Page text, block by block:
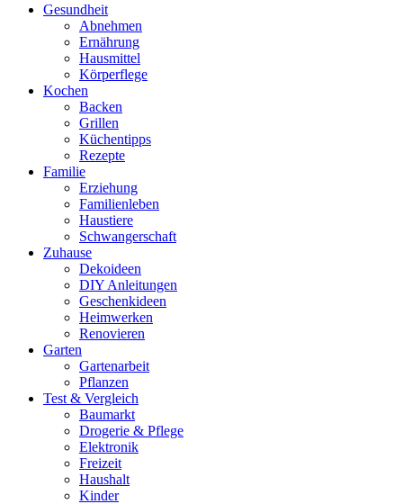
Gesundheit
Abnehmen
Ernährung
Hausmittel
Körperflege
Kochen
Backen
Grillen
Küchentipps
Rezepte
Familie
Erziehung
Familienleben
Haustiere
Schwangerschaft
Zuhause
Dekoideen
DIY Anleitungen
Geschenkideen
Heimwerken
Renovieren
Garten
Gartenarbeit
Pflanzen
Test & Vergleich
Baumarkt
Drogerie & Pflege
Elektronik
Freizeit
Haushalt
Kinder